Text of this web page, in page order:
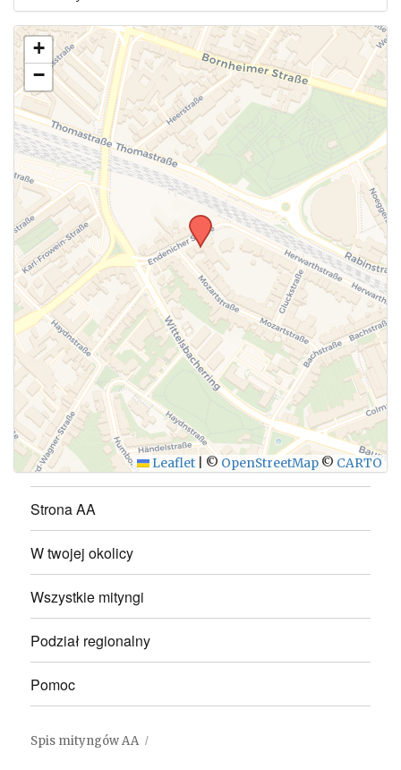
Użyj tego formularza aby przesłać informację o
zmianach w powyższym mityngu.
WYŚLIJ
+
−
Leaflet © OpenStreetMap © CARTO
Strona AA
W twojej okolicy
Wszystkie mityngi
Podział regionalny
Pomoc
Spis mityngów AA